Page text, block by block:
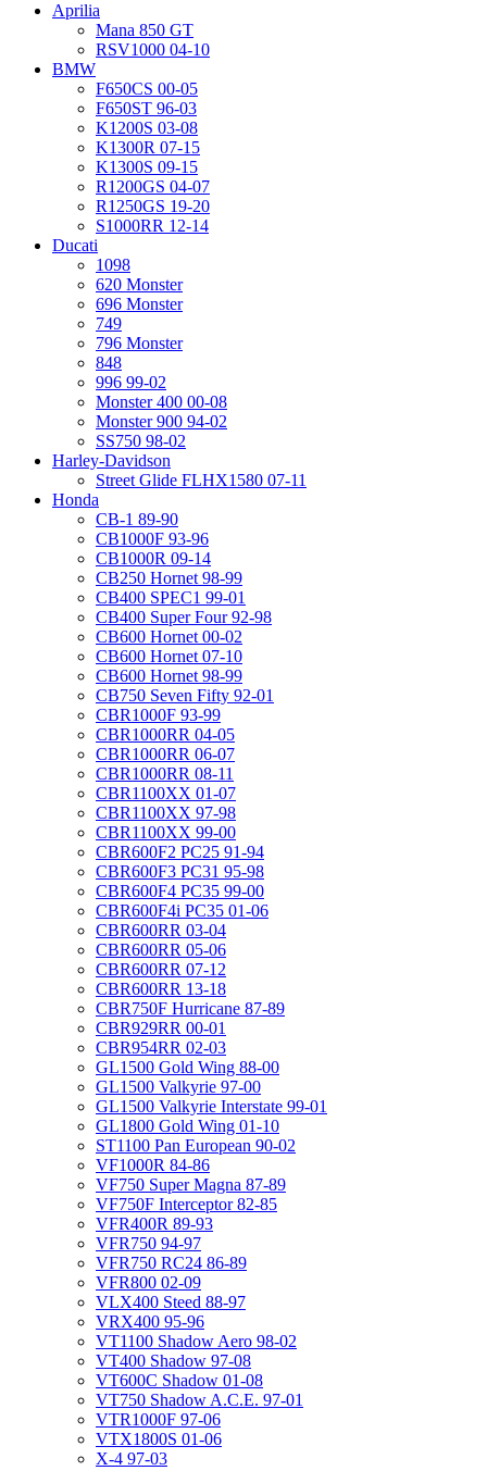
Aprilia
Mana 850 GT
RSV1000 04-10
BMW
F650CS 00-05
F650ST 96-03
K1200S 03-08
K1300R 07-15
K1300S 09-15
R1200GS 04-07
R1250GS 19-20
S1000RR 12-14
Ducati
1098
620 Monster
696 Monster
749
796 Monster
848
996 99-02
Monster 400 00-08
Monster 900 94-02
SS750 98-02
Harley-Davidson
Street Glide FLHX1580 07-11
Honda
CB-1 89-90
CB1000F 93-96
CB1000R 09-14
CB250 Hornet 98-99
CB400 SPEC1 99-01
CB400 Super Four 92-98
CB600 Hornet 00-02
CB600 Hornet 07-10
CB600 Hornet 98-99
CB750 Seven Fifty 92-01
CBR1000F 93-99
CBR1000RR 04-05
CBR1000RR 06-07
CBR1000RR 08-11
CBR1100XX 01-07
CBR1100XX 97-98
CBR1100XX 99-00
CBR600F2 PC25 91-94
CBR600F3 PC31 95-98
CBR600F4 PC35 99-00
CBR600F4i PC35 01-06
CBR600RR 03-04
CBR600RR 05-06
CBR600RR 07-12
CBR600RR 13-18
CBR750F Hurricane 87-89
CBR929RR 00-01
CBR954RR 02-03
GL1500 Gold Wing 88-00
GL1500 Valkyrie 97-00
GL1500 Valkyrie Interstate 99-01
GL1800 Gold Wing 01-10
ST1100 Pan European 90-02
VF1000R 84-86
VF750 Super Magna 87-89
VF750F Interceptor 82-85
VFR400R 89-93
VFR750 94-97
VFR750 RC24 86-89
VFR800 02-09
VLX400 Steed 88-97
VRX400 95-96
VT1100 Shadow Aero 98-02
VT400 Shadow 97-08
VT600C Shadow 01-08
VT750 Shadow A.C.E. 97-01
VTR1000F 97-06
VTX1800S 01-06
X-4 97-03